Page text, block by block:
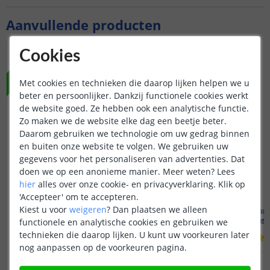
Aanvullende producten
NIEUW
3 meter Warm wit ledstrip
inbouwprofiel | Losse strip
(8 reviews)
OP VOORRAAD 39,95
4 meter
inbouwprofiel
OP VOORRAAD
Cookies
Met cookies en technieken die daarop lijken helpen we u
beter en persoonlijker. Dankzij functionele cookies werkt
de website goed. Ze hebben ook een analytische functie.
Zo maken we de website elke dag een beetje beter.
Daarom gebruiken we technologie om uw gedrag binnen
en buiten onze website te volgen. We gebruiken uw
gegevens voor het personaliseren van advertenties. Dat
doen we op een anonieme manier. Meer weten? Lees
hier alles over onze cookie- en privacyverklaring. Klik op
'Accepteer' om te accepteren.
Kiest u voor weigeren? Dan plaatsen we alleen
functionele en analytische cookies en gebruiken we
technieken die daarop lijken. U kunt uw voorkeuren later
nog aanpassen op de voorkeuren pagina.